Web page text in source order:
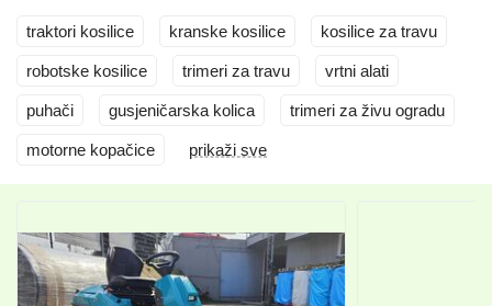
traktori kosilice kranske kosilice kosilice za travu
robotske kosilice trimeri za travu vrtni alati
puhači gusjeničarska kolica trimeri za živu ogradu
motorne kopačice prikaži sve